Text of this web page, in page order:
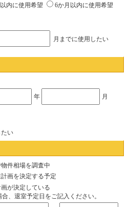
内に使用希望
6か月以内に使用希望
月までに使用したい
年 月
い
件相場を調査中
画を決定する予定
が決定している
、退室予定日をご記入ください。